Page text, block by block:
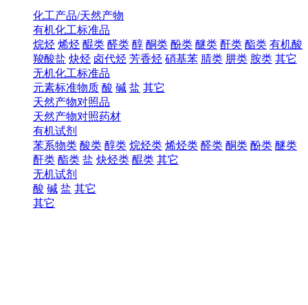
化工产品/天然产物
有机化工标准品
烷烃 烯烃 醌类 醛类 醇 酮类 酚类 醚类 酐类 酯类 有机酸
羧酸盐 炔烃 卤代烃 芳香烃 硝基苯 腈类 肼类 胺类 其它
无机化工标准品
元素标准物质 酸 碱 盐 其它
天然产物对照品
天然产物对照药材
有机试剂
苯系物类 酸类 醇类 烷烃类 烯烃类 醛类 酮类 酚类 醚类
酐类 酯类 盐 炔烃类 醌类 其它
无机试剂
酸 碱 盐 其它
其它